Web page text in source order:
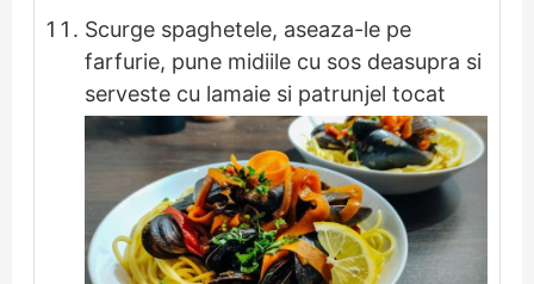
Scurge spaghetele, aseaza-le pe
farfurie, pune midiile cu sos deasupra si
serveste cu lamaie si patrunjel tocat